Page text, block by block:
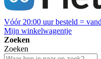
Vóór 20:00 uur besteld =
Mijn winkelwagentje
Zoeken
Zoeken